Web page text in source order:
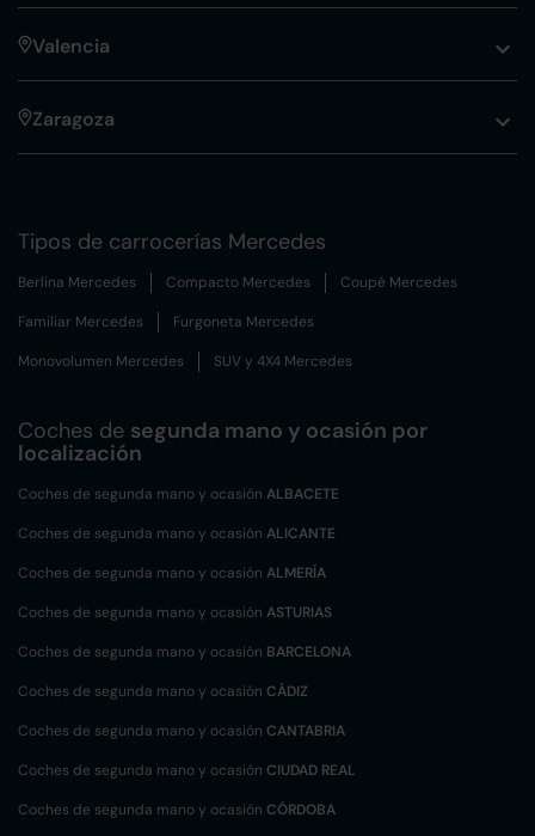
Valencia
Zaragoza
Tipos de carrocerías Mercedes
Berlina Mercedes Compacto Mercedes Coupé Mercedes
Familiar Mercedes Furgoneta Mercedes
Monovolumen Mercedes SUV y 4X4 Mercedes
Coches de segunda mano y ocasión por
localización
Coches de segunda mano y ocasión ALBACETE
Coches de segunda mano y ocasión ALICANTE
Coches de segunda mano y ocasión ALMERÍA
Coches de segunda mano y ocasión ASTURIAS
Coches de segunda mano y ocasión BARCELONA
Coches de segunda mano y ocasión CÁDIZ
Coches de segunda mano y ocasión CANTABRIA
Coches de segunda mano y ocasión CIUDAD REAL
Coches de segunda mano y ocasión CÓRDOBA